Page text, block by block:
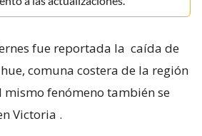
fue reportada la caída de
comuna costera de la región
mismo fenómeno también se
Victoria .